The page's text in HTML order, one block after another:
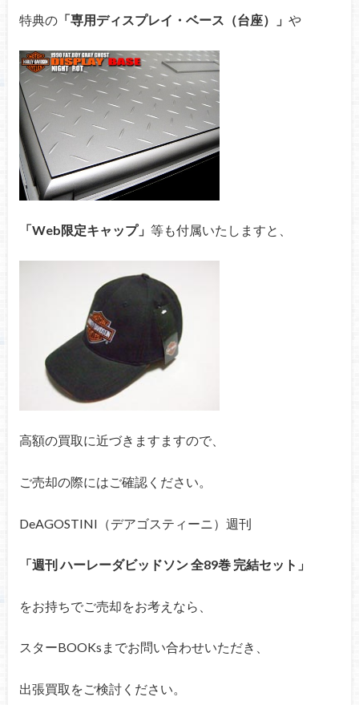
特典の「専用ディスプレイ・ベース（台座）」 や
「Web限定キャップ」 等も付属いたしますと、
高額の買取に近づきますますので、
ご売却の際にはご確認ください。
DeAGOSTINI（デアゴスティーニ）週刊
「週刊 ハーレーダビッドソン 全89巻 完結セット」
をお持ちでご売却をお考えなら、
スターBOOKsまでお問い合わせいただき、
出張買取をご検討ください。